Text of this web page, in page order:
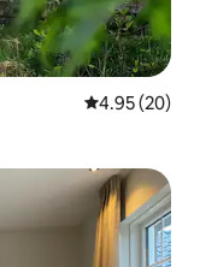
平均评分
4.95 (20)